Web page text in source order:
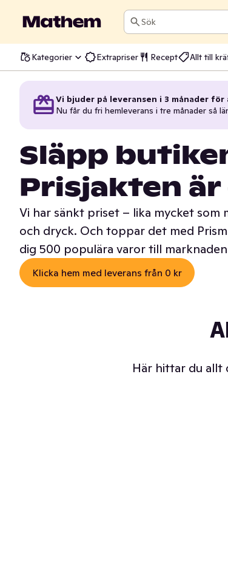
Sök
Kategorier Extrapriser Recept Allt till
Vi bjuder på leveransen i 3 månader
Nu får du fri hemleverans i tre månader så
Släpp
Prisjakten är
Vi har sänkt priset – lika mycket som
och dryck. Och toppar det med
dig 500 populära varor till
Klicka hem med leverans från 0 kr
Här hittar du allt